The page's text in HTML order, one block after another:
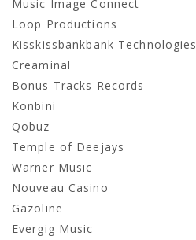
Music Image Connect
Loop Productions
Kisskissbankbank Technologies
Creaminal
Bonus Tracks Records
Konbini
Qobuz
Temple of Deejays
Warner Music
Nouveau Casino
Gazoline
Evergig Music